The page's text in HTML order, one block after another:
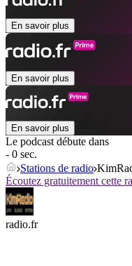
En savoir plus
En savoir plus
En savoir plus
Le podcast débute dans
- 0 sec.
Stations de radio
Écoutez gratuitement cette
radio.fr